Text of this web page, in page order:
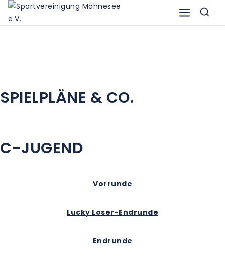
SPIELPLÄNE & CO.
C-JUGEND
Vorrunde
Lucky Loser-Endrunde
Endrunde